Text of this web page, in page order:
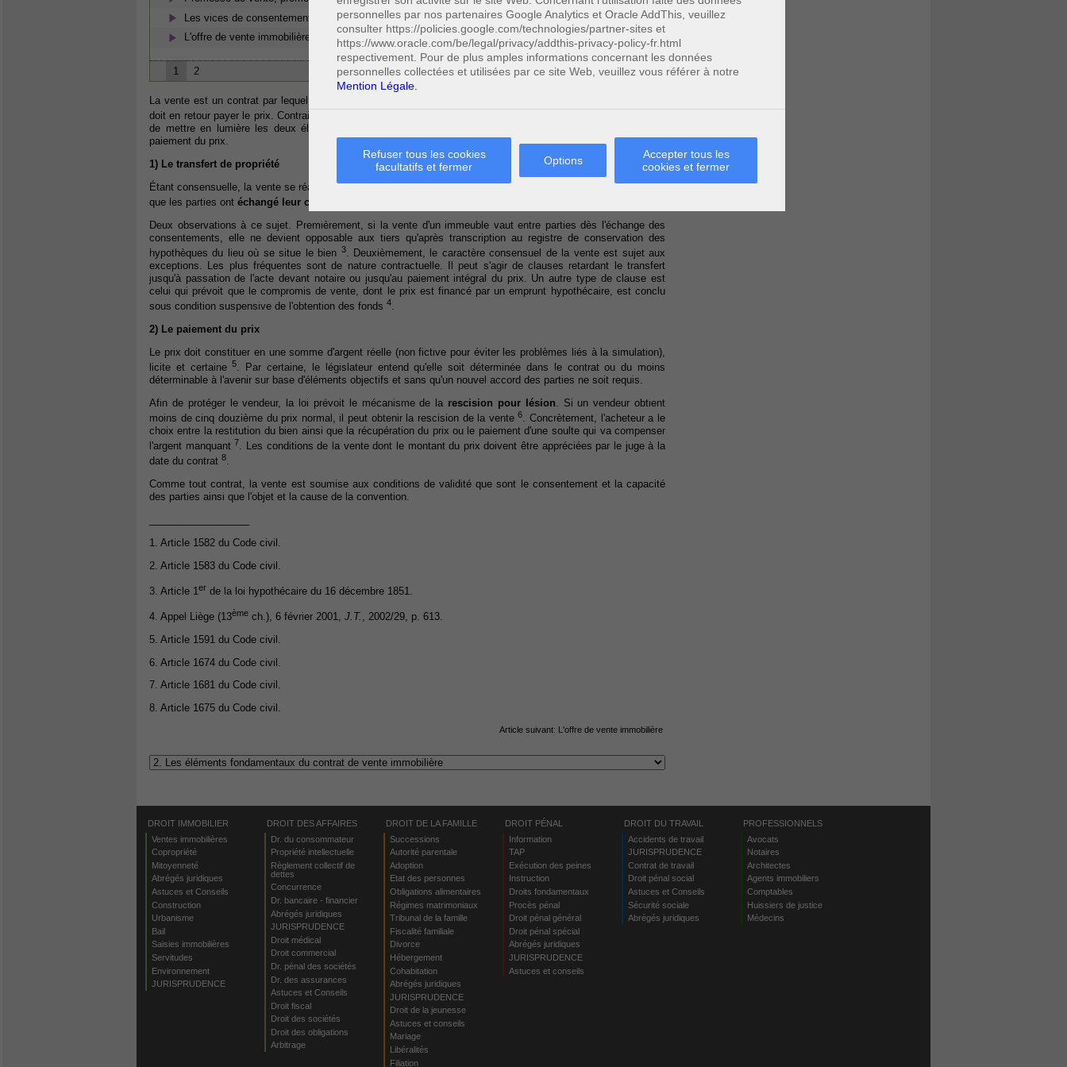
personnelles par nos partenaires Google Analytics et Oracle AddThis, veuillez
consulter https://policies.google.com/technologies/partner-sites et
https://www.oracle.com/be/legal/privacy/addthis-privacy-policy-fr.html
respectivement. Pour de plus amples informations concernant les données
personnelles collectées et utilisées par ce site Web, veuillez vous référer à notre
Mention Légale.
Refuser tous les cookies
facultatifs et fermer
Options
Accepter tous les
cookies et fermer
Les vices de consentement dans la vente immobilière
L'offre de vente immobilière
1 2
La vente est un contrat par lequel le vendeur transmet la propriété d'un bien, ici un immeuble, à l'acheteur qui
doit en retour payer le prix. Contrairement à la définition donnée par le Code civil
de mettre en lumière les deux éléments fondamentaux de la vente, à savoir le transfert de propriété et le
paiement du prix.
1) Le transfert de propriété
Étant consensuelle, la vente se réalise par la conclusion du contrat. Plus précisément, la vente est parfaite dès
que les parties ont échangé leur consentement
Deux observations à ce sujet. Premièrement, si la vente d'un immeuble vaut entre parties dès l'échange des
consentements, elle ne devient opposable aux tiers qu'après transcription au registre de conservation des
hypothèques du lieu où se situe le bien 3. Deuxièmement, le caractère consensuel de la vente est sujet aux
exceptions. Les plus fréquentes sont de nature contractuelle. Il peut s'agir de clauses retardant le transfert
jusqu'à passation de l'acte devant notaire ou jusqu'au paiement intégral du prix. Un autre type de clause est
celui qui prévoit que le compromis de vente, dont le prix est financé par un emprunt hypothécaire, est conclu
sous condition suspensive de l'obtention des fonds 4.
2) Le paiement du prix
Le prix doit constituer en une somme d'argent réelle (non fictive pour éviter les problèmes liés à la simulation),
licite et certaine5. Par certaine, le législateur entend qu'elle soit déterminée dans le contrat ou du moins
déterminable à l'avenir sur base d'éléments objectifs et sans qu'un nouvel accord des parties ne soit requis.
Afin de protéger le vendeur, la loi prévoit le mécanisme de la rescision pour lésion . Si un vendeur obtient
moins de cinq douzième du prix normal, il peut obtenir la rescision de la vente6. Concrètement, l'acheteur a le
choix entre la restitution du bien ainsi que la récupération du prix ou le paiement d'une soulte qui va compenser
l'argent manquant 7. Les conditions de la vente dont le montant du prix doivent être appréciées par le juge à la
date du contrat 8.
Comme tout contrat, la vente est soumise aux conditions de validité que sont le consentement et la capacité
des parties ainsi que l'objet et la cause de la convention.
1. Article 1582 du Code civil.
2. Article 1583 du Code civil.
3. Article 1 er de la loi hypothécaire du 16 décembre 1851.
4. Appel Liège (13ème ch.), 6 février 2001, J.T.
, 2002/29, p. 613.
5. Article 1591 du Code civil.
6. Article 1674 du Code civil.
7. Article 1681 du Code civil.
8. Article 1675 du Code civil.
Article suivant: L'offre de vente immobilière
DROIT IMMOBILIER
Ventes immobilières
Copropriété
Mitoyenneté
Abrégés juridiques
Astuces et Conseils
Construction
Urbanisme
Bail
Saisies immobilières
Servitudes
Environnement
JURISPRUDENCE
DROIT DES AFFAIRES
Dr. du consommateur
Propriété intellectuelle
Règlement collectif de
dettes
Concurrence
Dr. bancaire - financier
Abrégés juridiques
JURISPRUDENCE
Droit médical
Droit commercial
Dr. pénal des sociétés
Dr. des assurances
Astuces et Conseils
Droit fiscal
Droit des sociétés
Droit des obligations
Arbitrage
DROIT DE LA FAMILLE
Successions
Autorité parentale
Adoption
Etat des personnes
Obligations alimentaires
Régimes matrimoniaux
Tribunal de la famille
Fiscalité familiale
Divorce
Hébergement
Cohabitation
Abrégés juridiques
JURISPRUDENCE
Droit de la jeunesse
Astuces et conseils
Mariage
Libéralités
Filiation
DROIT PÉNAL
Information
TAP
Exécution des peines
Instruction
Droits fondamentaux
Procès pénal
Droit pénal général
Droit pénal spécial
Abrégés juridiques
JURISPRUDENCE
Astuces et conseils
DROIT DU TRAVAIL
Accidents de travail
JURISPRUDENCE
Contrat de travail
Droit pénal social
Astuces et Conseils
Sécurité sociale
Abrégés juridiques
PROFESSIONNELS
Avocats
Notaires
Architectes
Agents immobiliers
Comptables
Huissiers de justice
Médecins